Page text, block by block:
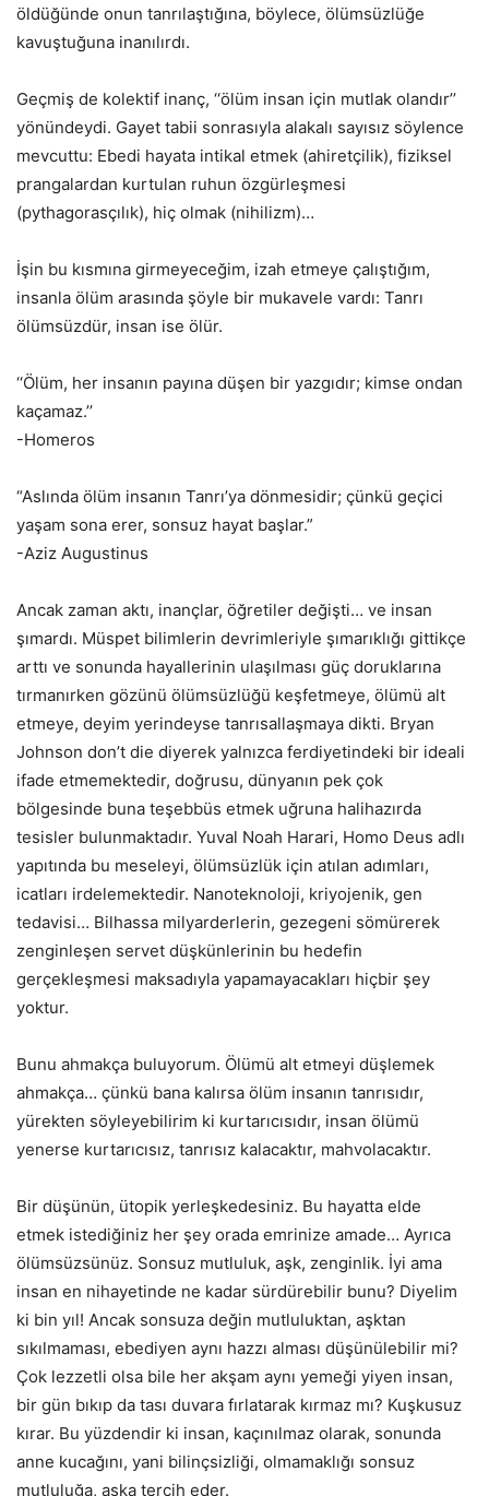
öldüğünde onun tanrılaştığına, böylece, ölümsüzlüğe
kavuştuğuna inanılırdı.
Geçmiş de kolektif inanç, ‘‘ölüm insan için mutlak olandır’’
yönündeydi. Gayet tabii sonrasıyla alakalı sayısız söylence
mevcuttu: Ebedi hayata intikal etmek (ahiretçilik), fiziksel
prangalardan kurtulan ruhun özgürleşmesi
(pythagorasçılık), hiç olmak (nihilizm)…
İşin bu kısmına girmeyeceğim, izah etmeye çalıştığım,
insanla ölüm arasında şöyle bir mukavele vardı: Tanrı
ölümsüzdür, insan ise ölür.
‘‘Ölüm, her insanın payına düşen bir yazgıdır; kimse ondan
kaçamaz.’’
-Homeros
“Aslında ölüm insanın Tanrı’ya dönmesidir; çünkü geçici
yaşam sona erer, sonsuz hayat başlar.”
-Aziz Augustinus
Ancak zaman aktı, inançlar, öğretiler değişti… ve insan
şımardı. Müspet bilimlerin devrimleriyle şımarıklığı gittikçe
arttı ve sonunda hayallerinin ulaşılması güç doruklarına
tırmanırken gözünü ölümsüzlüğü keşfetmeye, ölümü alt
etmeye, deyim yerindeyse tanrısallaşmaya dikti. Bryan
Johnson don’t die diyerek yalnızca ferdiyetindeki bir ideali
ifade etmemektedir, doğrusu, dünyanın pek çok
bölgesinde buna teşebbüs etmek uğruna halihazırda
tesisler bulunmaktadır. Yuval Noah Harari, Homo Deus adlı
yapıtında bu meseleyi, ölümsüzlük için atılan adımları,
icatları irdelemektedir. Nanoteknoloji, kriyojenik, gen
tedavisi… Bilhassa milyarderlerin, gezegeni sömürerek
zenginleşen servet düşkünlerinin bu hedefin
gerçekleşmesi maksadıyla yapamayacakları hiçbir şey
yoktur.
Bunu ahmakça buluyorum. Ölümü alt etmeyi düşlemek
ahmakça… çünkü bana kalırsa ölüm insanın tanrısıdır,
yürekten söyleyebilirim ki kurtarıcısıdır, insan ölümü
yenerse kurtarıcısız, tanrısız kalacaktır, mahvolacaktır.
Bir düşünün, ütopik yerleşkedesiniz. Bu hayatta elde
etmek istediğiniz her şey orada emrinize amade… Ayrıca
ölümsüzsünüz. Sonsuz mutluluk, aşk, zenginlik. İyi ama
insan en nihayetinde ne kadar sürdürebilir bunu? Diyelim
ki bin yıl! Ancak sonsuza değin mutluluktan, aşktan
sıkılmaması, ebediyen aynı hazzı alması düşünülebilir mi?
Çok lezzetli olsa bile her akşam aynı yemeği yiyen insan,
bir gün bıkıp da tası duvara fırlatarak kırmaz mı? Kuşkusuz
kırar. Bu yüzdendir ki insan, kaçınılmaz olarak, sonunda
anne kucağını, yani bilinçsizliği, olmamaklığı sonsuz
mutluluğa, aşka tercih eder.